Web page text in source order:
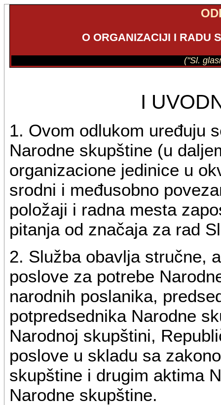
O ORGANIZACIJI I RADU
("Sl.
I
1. Ovom odlukom uređuju
Narodne skupštine (u
organizacione jedinice u
srodni i međusobno
položaji i radna mesta
pitanja od značaja za rad
2. Služba obavlja stručne,
poslove za potrebe
narodnih poslanika,
potpredsednika Narodne
Narodnoj skupštini,
poslove u skladu sa
skupštine i drugim aktima
Narodne skupštine.